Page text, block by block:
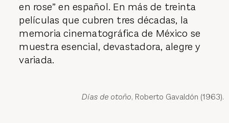
en rose” en español. En más de treinta
películas que cubren tres décadas, la
memoria cinematográfica de México se
muestra esencial, devastadora, alegre y
variada.
Días de otoño, Roberto Gavaldón (1963).